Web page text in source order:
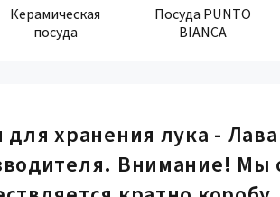
Керамическая
посуда
Посуда PUNTO
BIANCA
для хранения лука -
Внимание! Мы